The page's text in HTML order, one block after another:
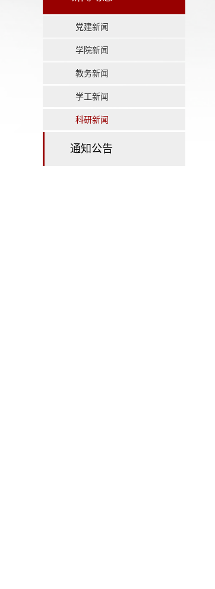
党建新闻
学院新闻
教务新闻
学工新闻
科研新闻
通知公告